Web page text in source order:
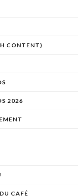
CONTENT)
2026
CAFÉ